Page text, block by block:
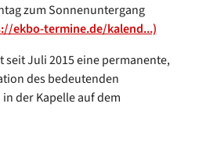
zum Sonnenuntergang
ekbo-termine.de/kalend...)
Juli 2015 eine permanente,
des bedeutenden
der Kapelle auf dem